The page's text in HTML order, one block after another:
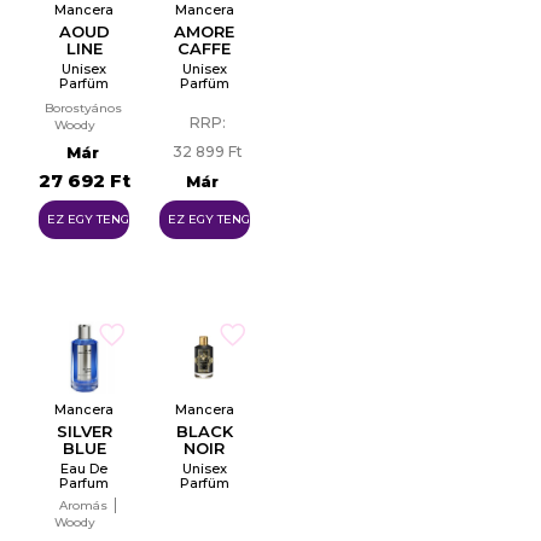
Mancera
AOUD
LINE
Unisex
Parfüm
Borostyános
Woody
Már
27 692 Ft
EZ EGY TENGER
Mancera
AMORE
CAFFE
Unisex
Parfüm
Már
RRP:
32 899 Ft
29 299 Ft
EZ EGY TENGER
Mancera
SILVER
BLUE
Eau De
Parfum
Aromás
Woody
Mancera
BLACK
NOIR
Unisex
Parfüm